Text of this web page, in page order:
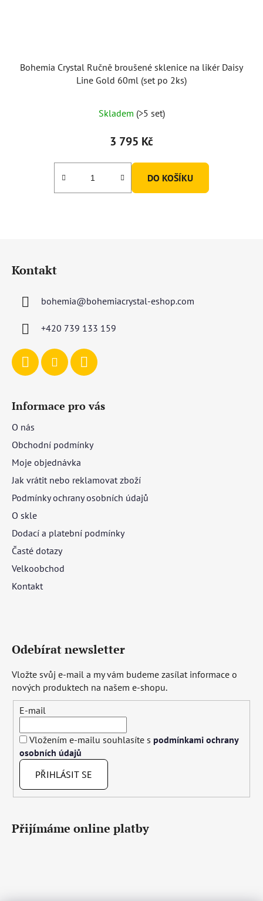
Bohemia Crystal Ručně broušené sklenice na likér Daisy
Line Gold 60ml (set po 2ks)
Skladem (>5 set)
3 795 Kč
DO KOŠÍKU
Kontakt
bohemia@bohemiacrystal-eshop.com
+420 739 133 159
Informace pro vás
O nás
Obchodní podmínky
Moje objednávka
Jak vrátit nebo reklamovat zboží
Podmínky ochrany osobních údajů
O skle
Dodací a platební podmínky
Časté dotazy
Velkoobchod
Kontakt
Odebírat newsletter
Vložte svůj e-mail a my vám budeme zasílat informace o
nových produktech na našem e-shopu.
E-mail
Vložením e-mailu souhlasíte s podmínkami ochrany
osobních údajů
PŘIHLÁSIT SE
Přijímáme online platby